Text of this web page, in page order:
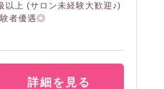
以上 (サロン未経験大歓迎♪)
者優遇◎
詳細を見る